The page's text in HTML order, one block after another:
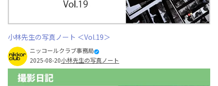
小林先生の写真ノート ＜Vol.19＞
ニッコールクラブ事務局
2025-08-20小林先生の写真ノート